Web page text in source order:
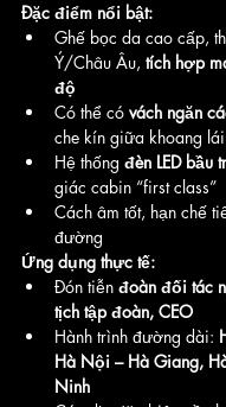
Đặc điểm nổi bật:
Ghế bọc da cao cấp,
Ý/Châu Âu, tích hợp
độ
Có thể có vách ngăn
che kín giữa khoang
Hệ thống đèn LED bầu
giác cabin “first class”
Cách âm tốt, hạn chế
đường
Ứng dụng thực tế:
Đón tiễn đoàn đối tác
tịch tập đoàn, CEO
Hành trình đường dài:
Hà Nội – Hà Giang,
Ninh